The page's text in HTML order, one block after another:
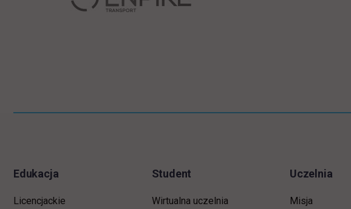
Edukacja
Licencjackie
Student
Wirtualna uczelnia
Uczelnia
Misja